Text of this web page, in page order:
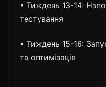
• Тиждень 13-14:
тестування
• Тиждень 15-16:
та оптимізація